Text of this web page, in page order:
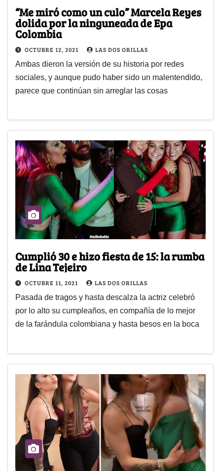
“Me miró como un culo” Marcela Reyes
dolida por la ninguneada de Epa
Colombia
OCTUBRE 12, 2021 LAS DOS ORILLAS
Ambas dieron la versión de su historia por redes
sociales, y aunque pudo haber sido un malentendido,
parece que continúan sin arreglar las cosas
Cumplió 30 e hizo fiesta de 15: la rumba
de Lina Tejeiro
OCTUBRE 11, 2021 LAS DOS ORILLAS
Pasada de tragos y hasta descalza la actriz celebró
por lo alto su cumpleaños, en compañía de lo mejor
de la farándula colombiana y hasta besos en la boca